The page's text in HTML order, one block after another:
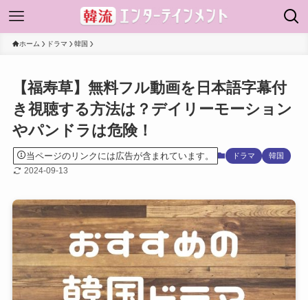
ホーム ドラマ 韓国
【福寿草】無料フル動画を日本語字幕付
き視聴する方法は？デイリーモーション
やパンドラは危険！
当ページのリンクには広告が含まれています。 ドラマ 韓国
2024-09-13